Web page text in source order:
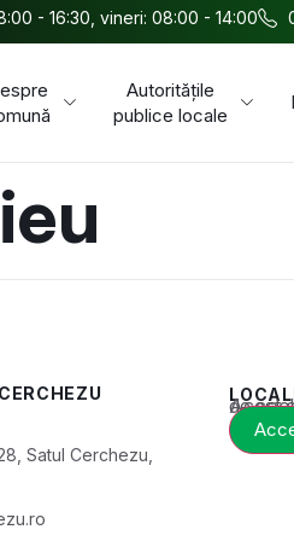
- 16:30, vineri: 08:00 - 14:00
Autoritățile
publice locale
Satul Cerchezu,
Acest conținut este blocat până când